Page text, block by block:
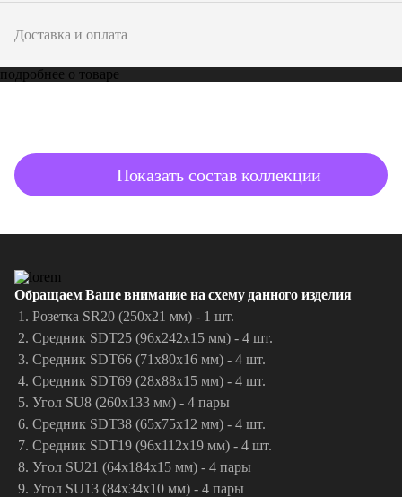
Доставка и оплата
подробнее о товаре
Показать состав коллекции
Обращаем Ваше внимание на схему данного изделия
Pозетка SR20 (250х21 мм) - 1 шт.
Средник SDT25 (96x242x15 мм) - 4 шт.
Средник SDT66 (71х80х16 мм) - 4 шт.
Средник SDT69 (28х88х15 мм) - 4 шт.
Угол ЅU8 (260х133 мм) - 4 пары
Средник SDT38 (65х75х12 мм) - 4 шт.
Средник SDT19 (96x112x19 мм) - 4 шт.
Угол ЅU21 (64х184х15 мм) - 4 пары
Угол ЅU13 (84х34x10 мм) - 4 пары